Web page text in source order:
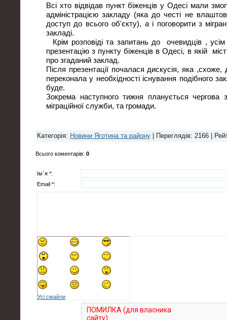
Всі хто відвідав пункт біженців у Одесі мали
адміністрацією закладу (яка до честі не
доступ до всього об'єкту), а і поговорити з
закладі.
Крім розповіді та запитань до очевидців ,
презентацію з пункту біженців в Одесі, в якій
про згаданий заклад.
Після презентації почалася дискусія, яка
переконала у необхідності існування подібного
буде.
Зокрема наступного тижня планується чергова
міграційної служби, та громади.
Категорія: Новини Яготина та району Переглядів: 2166 |
Всього коментарів: 0
Ім`я *:
Email *:
Усі смайли